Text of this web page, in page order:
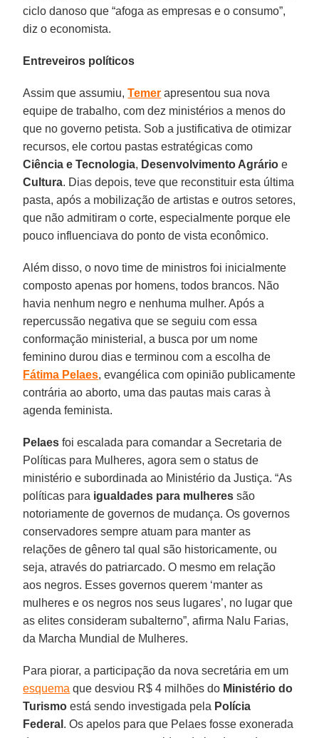
ciclo danoso que “afoga as empresas e o consumo”,
diz o economista.
Entreveiros políticos
Assim que assumiu,Temer apresentou sua nova
equipe de trabalho, com dez ministérios a menos do
que no governo petista. Sob a justificativa de otimizar
recursos, ele cortou pastas estratégicas como
Ciência e Tecnologia, Desenvolvimento Agrário e
Cultura. Dias depois, teve que reconstituir esta última
pasta, após a mobilização de artistas e outros setores,
que não admitiram o corte, especialmente porque ele
pouco influenciava do ponto de vista econômico.
Além disso, o novo time de ministros foi inicialmente
composto apenas por homens, todos brancos. Não
havia nenhum negro e nenhuma mulher. Após a
repercussão negativa que se seguiu com essa
conformação ministerial, a busca por um nome
feminino durou dias e terminou com a escolha de
Fátima Pelaes, evangélica com opinião publicamente
contrária ao aborto, uma das pautas mais caras à
agenda feminista.
Pelaes foi escalada para comandar a Secretaria de
Políticas para Mulheres, agora sem o status de
ministério e subordinada ao Ministério da Justiça. “As
políticas para igualdades para mulheres são
notoriamente de governos de mudança. Os governos
conservadores sempre atuam para manter as
relações de gênero tal qual são historicamente, ou
seja, através do patriarcado. O mesmo em relação
aos negros. Esses governos querem ‘manter as
mulheres e os negros nos seus lugares’, no lugar que
as elites consideram subalterno”, afirma Nalu Farias,
da Marcha Mundial de Mulheres.
Para piorar, a participação da nova secretária em um
esquema que desviou R$ 4 milhões do Ministério do
Turismo está sendo investigada pela Polícia
Federal . Os apelos para que Pelaes fosse exonerada